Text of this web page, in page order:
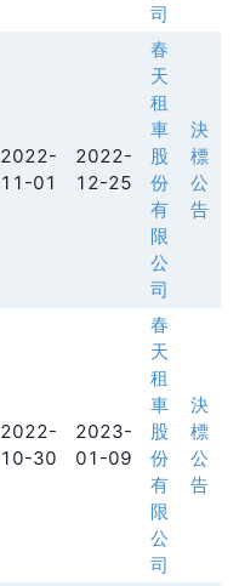
司
2022-
11-01
2022-
12-25
春
天
租
車
股
份
有
限
公
司
決
標
公
告
2022-
10-30
2023-
01-09
春
天
租
車
股
份
有
限
公
司
決
標
公
告